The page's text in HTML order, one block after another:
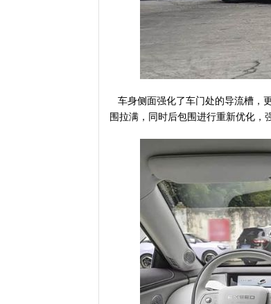
车身侧面强化了车门处的导流槽，
围拉满，同时后包围进行重新优化，